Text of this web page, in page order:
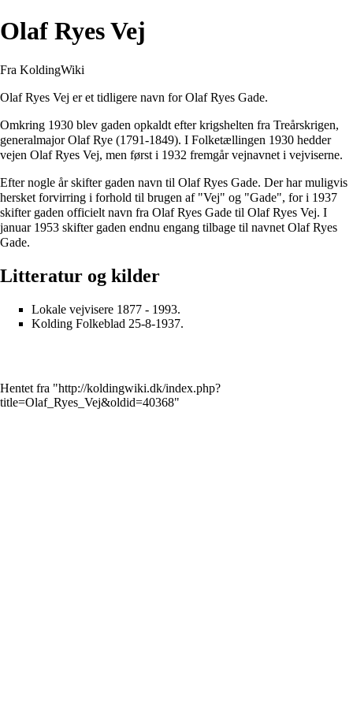
Olaf Ryes Vej
Fra KoldingWiki
Olaf Ryes Vej er et tidligere navn forOlaf Ryes Gade.
Omkring 1930 blev gaden opkaldt efter krigshelten fra Treårskrigen,
generalmajor Olaf Rye (1791-1849). I Folketællingen 1930 hedder
vejen Olaf Ryes Vej, men først i 1932 fremgår vejnavnet i vejviserne.
Efter nogle år skifter gaden navn til Olaf Ryes Gade. Der har muligvis
hersket forvirring i forhold til brugen af "Vej" og "Gade", for i 1937
skifter gaden officielt navn fra Olaf Ryes Gade til Olaf Ryes Vej. I
januar 1953 skifter gaden endnu engang tilbage til navnet Olaf Ryes
Gade.
Litteratur og kilder
Lokale vejvisere 1877 - 1993.
Kolding Folkeblad 25-8-1937.
Hentet fra "http://koldingwiki.dk/index.php?
title=Olaf_Ryes_Vej&oldid=40368"